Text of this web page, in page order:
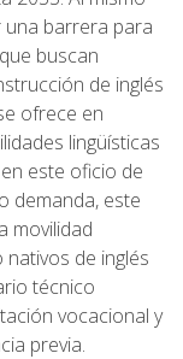
una barrera para
buscan
de inglés
ofrece en
lingüísticas
este oficio de
demanda, este
movilidad
de inglés
técnico
vocacional y
previa.